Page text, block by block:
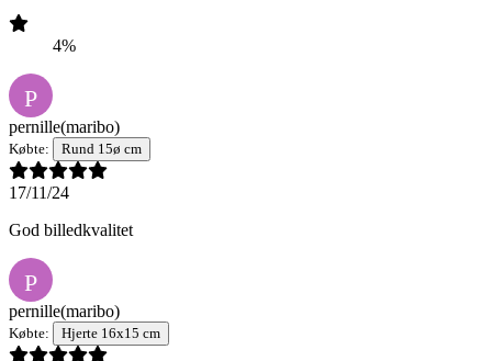
4%
P
pernille(maribo)
Købte: Rund 15ø cm
17/11/24
God billedkvalitet
P
pernille(maribo)
Købte: Hjerte 16x15 cm